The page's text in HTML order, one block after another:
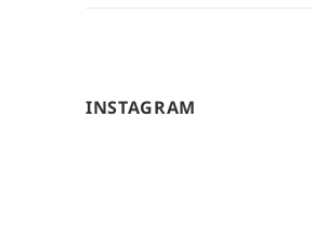
INSTAGRAM